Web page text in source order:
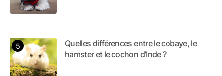
Quelles différences entre le cobaye, le
hamster et le cochon d’Inde ?